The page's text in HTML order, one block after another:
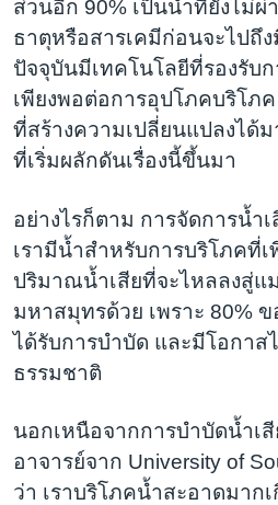
ส่วนอีก 90% เป็นน้ำที่ยังไม่ผ่
ธาตุหรือสารเคมีก่อนจะไปถึ
ปัจจุบันมีเทคโนโลยีที่รองรับ
เพียงพอต่อการอุปโภคบริโภ
ที่สร้างความเปลี่ยนแปลงได้
ที่เริ่มผลักดันเรื่องนี้ขึ้นมา
อย่างไรก็ตาม การจัดการน้ำ
เรามีน้ำสำหรับการบริโภคที่
ปริมาณน้ำเสียที่จะไหลลงสู่แ
มหาสมุทรด้วย เพราะ 80%
ได้รับการบำบัด และมีโอกาส
ธรรมชาติ
นอกเหนือจากการบำบัดน้ำเ
อาจารย์จาก University of
ว่า เราบริโภคน้ำสะอาดมาก